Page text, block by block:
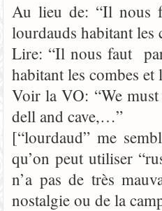
Au lieu de: “Il nous
lourdauds habitant les
Lire: “Il nous faut
habitant les combes
Voir la VO: “We
dell and cave,…”
[“lourdaud” me
qu’on peut utiliser
n’a pas de très
nostalgie ou de la